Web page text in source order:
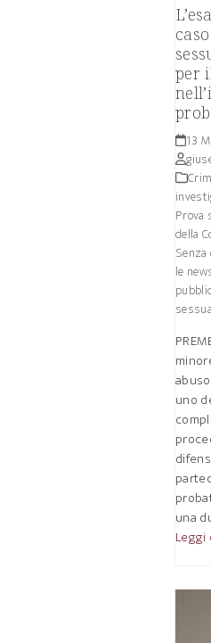
per
13
Prova
della
Senza
le
uno
una
Leggi